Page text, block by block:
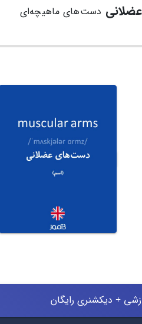
دست‌های ماهیچه‌ای
+ دیکشنری رایگان